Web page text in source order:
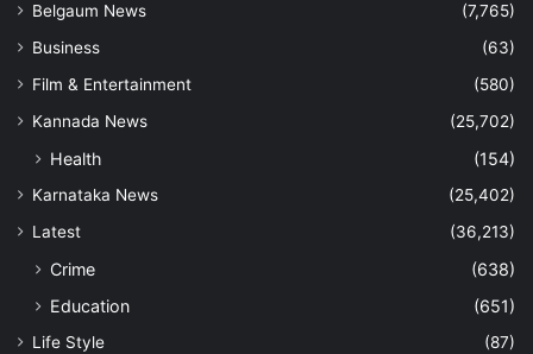
Belgaum News
(7,765)
Business
(63)
Film & Entertainment
(580)
Kannada News
(25,702)
Health (154)
Karnataka News
(25,402)
Latest
(36,213)
Crime
(638)
Education
(651)
Life Style
(87)